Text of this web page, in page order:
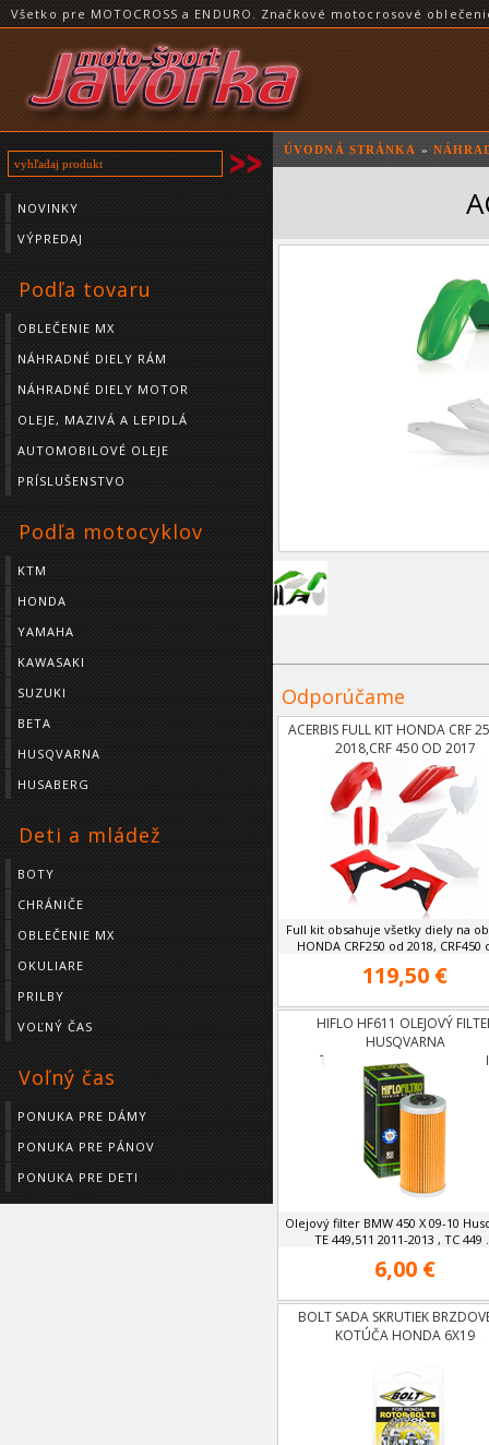
Všetko pre MOTOCROSS a ENDURO. Značkové motocrosové
NOVINKY
VÝPREDAJ
Podľa tovaru
OBLEČENIE MX
NÁHRADNÉ DIELY RÁM
NÁHRADNÉ DIELY MOTOR
OLEJE, MAZIVÁ A LEPIDLÁ
AUTOMOBILOVÉ OLEJE
PRÍSLUŠENSTVO
Podľa motocyklov
KTM
HONDA
YAMAHA
KAWASAKI
SUZUKI
BETA
HUSQVARNA
HUSABERG
Deti a mládež
BOTY
CHRÁNIČE
OBLEČENIE MX
OKULIARE
PRILBY
VOĽNÝ ČAS
Voľný čas
PONUKA PRE DÁMY
PONUKA PRE PÁNOV
PONUKA PRE DETI
ÚVODNÁ STRÁNKA »
Odporúčame
ACERBIS FULL KIT HONDA CRF
2018,CRF 450 OD 2017
Full kit obsahuje všetky diely na
HONDA CRF250 od 2018, CRF450
119,50 €
HIFLO HF611 OLEJOVÝ
HUSQVARNA
Olejový filter BMW 450 X 09-10
TE 449,511 2011-2013 , TC 449
6,00 €
BOLT SADA SKRUTIEK
KOTÚČA HONDA 6X19